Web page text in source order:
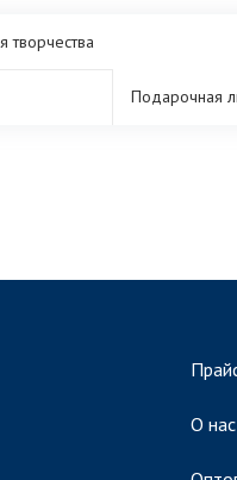
творчества
Подарочная
О нас